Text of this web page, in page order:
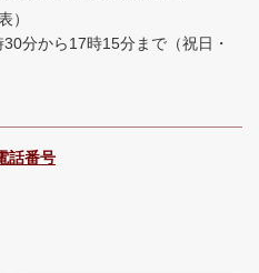
）
30分から17時15分まで （祝日・
話番号